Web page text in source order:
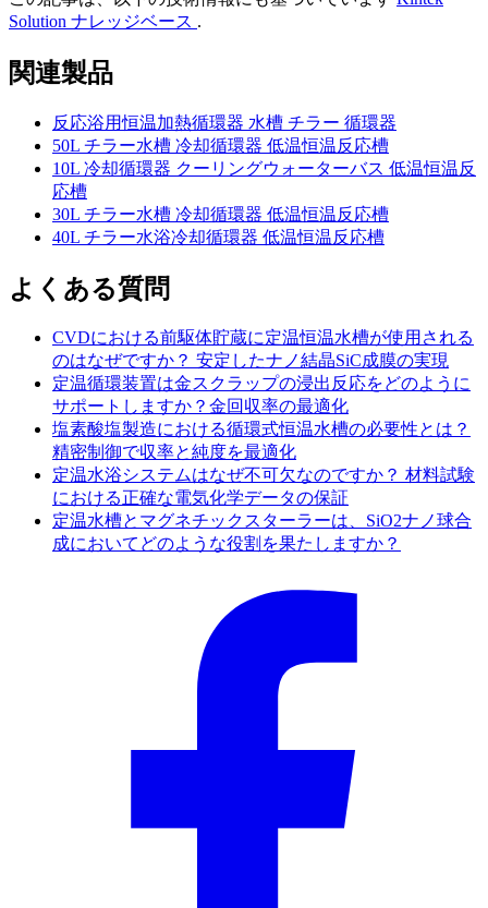
Solution ナレッジベース .
関連製品
反応浴用恒温加熱循環器 水槽 チラー 循環器
50L チラー水槽 冷却循環器 低温恒温反応槽
10L 冷却循環器 クーリングウォーターバス 低温恒温反
応槽
30L チラー水槽 冷却循環器 低温恒温反応槽
40L チラー水浴冷却循環器 低温恒温反応槽
よくある質問
CVDにおける前駆体貯蔵に定温恒温水槽が使用される
のはなぜですか？ 安定したナノ結晶SiC成膜の実現
定温循環装置は金スクラップの浸出反応をどのように
サポートしますか？金回収率の最適化
塩素酸塩製造における循環式恒温水槽の必要性とは？
精密制御で収率と純度を最適化
定温水浴システムはなぜ不可欠なのですか？ 材料試験
における正確な電気化学データの保証
定温水槽とマグネチックスターラーは、SiO2ナノ球合
成においてどのような役割を果たしますか？